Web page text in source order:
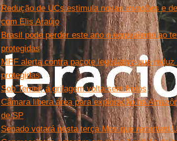
Redução de UCs estimula novas invasões e
com Elis Araújo
Brasil pode perder este ano o equivalente ao
protegidas
MPF alerta contra pacote legislativo que
protegidas
Sob Temer, a grilagem volta sem freios
Câmara libera área para exploração na
de SP
Senado votará nesta terça Mps que recortam